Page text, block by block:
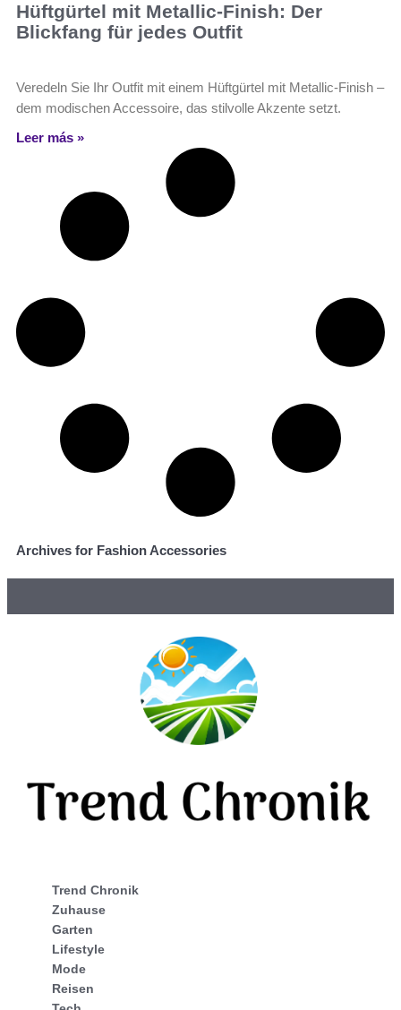
Hüftgürtel mit Metallic-Finish: Der
Blickfang für jedes Outfit
Veredeln Sie Ihr Outfit mit einem Hüftgürtel mit Metallic-Finish –
dem modischen Accessoire, das stilvolle Akzente setzt.
Leer más »
Archives for Fashion Accessories
Trend Chronik
Zuhause
Garten
Lifestyle
Mode
Reisen